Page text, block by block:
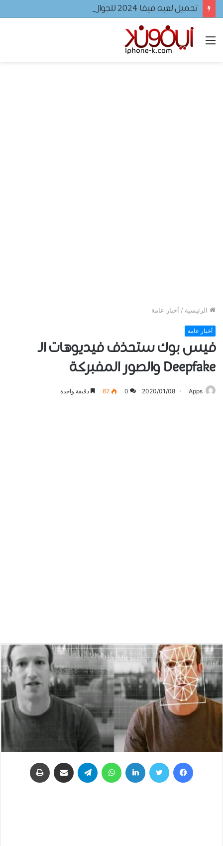
تحميل لعبه فيفا ٢٠٢٤ للجوال
القائمة
الرئيسية / أخبار عامة
أخبار عامة
ﻓﻴﺲ ﺑﻮﻙ ﺳﺘﺤﺬﻑ ﻓﻴﺪﻳﻮﻫﺎﺕ الـ
Deepfake ﻭﺍﻟﺼﻮﺭ ﺍﻟﻤﻔﺒﺮﻛﺔ
Apps
2020/01/08
0
62 دقيقة واحدة
فيسبوك تويتر لينكدإن واتساب تيلقرام مشاركة عبر البريد